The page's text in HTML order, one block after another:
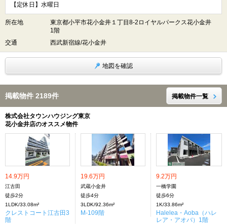
【定休日】水曜日
所在地
東京都小平市花小金井１丁目8-2ロイヤルパークス花小金井
1階
交通
西武新宿線/花小金井
地図を確認
掲載物件 2189件 掲載物件一覧
株式会社タウンハウジング東京
花小金井店のオススメ物件
14.9万円
江古田
徒歩2分
1LDK/33.08m²
クレストコート江古田3
階
19.6万円
武蔵小金井
徒歩4分
3LDK/92.36m²
M-109階
9.2万円
一橋学園
徒歩6分
1K/33.86m²
Halelea・Aoba（ハレ
レア・アオバ）1階